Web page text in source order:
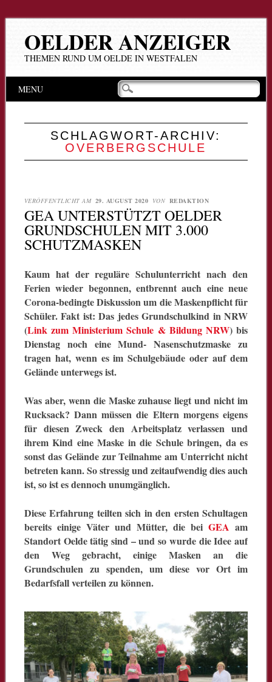
OELDER ANZEIGER
THEMEN RUND UM OELDE IN WESTFALEN
Hauptmenü
Inhalt
MENU
SCHLAGWORT-ARCHIV:
OVERBERGSCHULE
VERÖFFENTLICHT AM 29. AUGUST 2020 VON REDAKTION
GEA UNTERSTÜTZT OELDER
GRUNDSCHULEN MIT 3.000
SCHUTZMASKEN
Kaum hat der reguläre Schulunterricht nach den
Ferien wieder begonnen, entbrennt auch eine neue
Corona-bedingte Diskussion um die Maskenpflicht für
Schüler. Fakt ist: Das jedes Grundschulkind in NRW
(Link zum Ministerium Schule & Bildung NRW) bis
Dienstag noch eine Mund- Nasenschutzmaske zu
tragen hat, wenn es im Schulgebäude oder auf dem
Gelände unterwegs ist.
Was aber, wenn die Maske zuhause liegt und nicht im
Rucksack? Dann müssen die Eltern morgens eigens
für diesen Zweck den Arbeitsplatz verlassen und
ihrem Kind eine Maske in die Schule bringen, da es
sonst das Gelände zur Teilnahme am Unterricht nicht
betreten kann. So stressig und zeitaufwendig dies auch
ist, so ist es dennoch unumgänglich.
Diese Erfahrung teilten sich in den ersten Schultagen
bereits einige Väter und Mütter, die beiGEA am
Standort Oelde tätig sind – und so wurde die Idee auf
den Weg gebracht, einige Masken an die
Grundschulen zu spenden, um diese vor Ort im
Bedarfsfall verteilen zu können.